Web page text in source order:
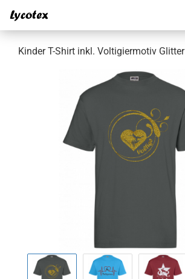
Kinder T-Shirt inkl. Voltigiermotiv Glitter